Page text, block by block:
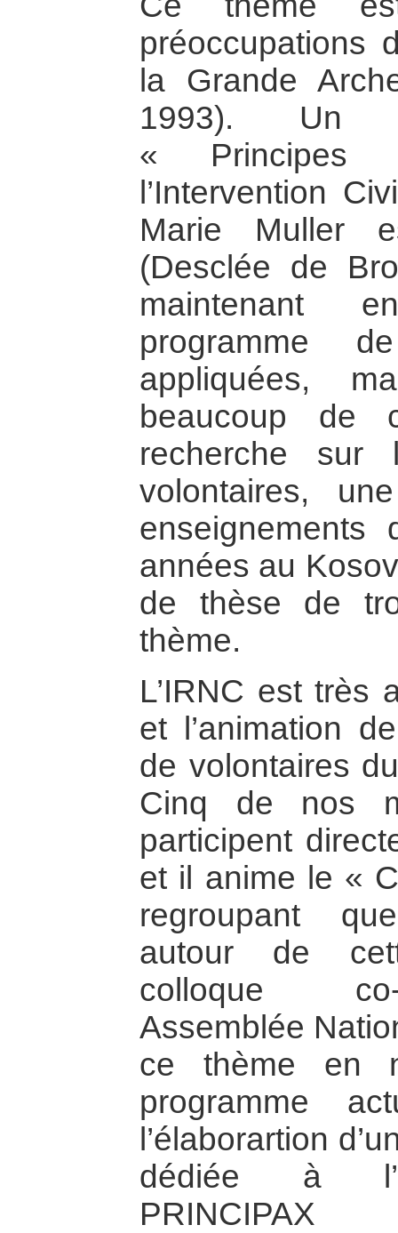
préoccupations
la Grande
1993). Un
« Principes
l’Intervention
Marie Muller
(Desclée de
maintenant
programme
appliquées,
beaucoup de
recherche sur
volontaires,
années au
de thèse de
thème.
L’IRNC est très
et l’animation
de volontaires
Cinq de nos
participent
et il anime le «
regroupant
autour de
colloque
Assemblée
ce thème en
programme
l’élaborartion
dédiée à
PRINCIPAX